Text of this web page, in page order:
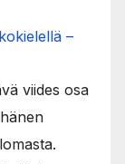
–
viides osa